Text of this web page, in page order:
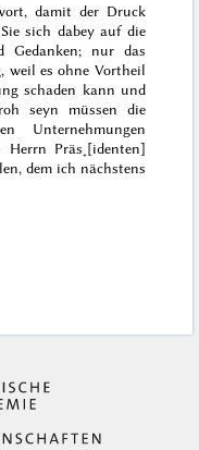
damit der Druck
sich dabey auf die
Gedanken; nur das
weil es ohne Vortheil
schaden kann und
seyn müssen die
Unternehmungen
Präs˖[identen]
dem ich nächstens